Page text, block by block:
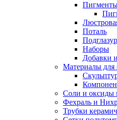
Поталь
Наборы
Добавки
Материалы для
Соли и оксиды
Фехраль и
Трубки